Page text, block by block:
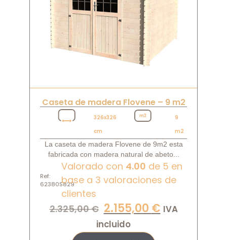
Caseta de madera Flovene – 9 m2
326x326
cm
9
m2
La caseta de madera Flovene de 9m2 esta
fabricada con madera natural de abeto...
Ref:
62380S829
Valorado con 4.00 de 5 en
base a 3 valoraciones de
clientes
2.325,00€ 2.155,00 € IVA
incluido